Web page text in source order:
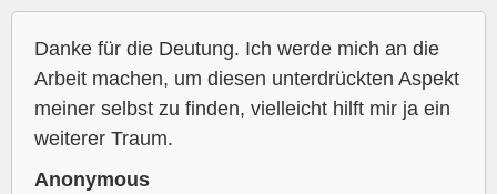
Danke für die Deutung. Ich werde mich an die
Arbeit machen, um diesen unterdrückten Aspekt
meiner selbst zu finden, vielleicht hilft mir ja ein
weiterer Traum.
Anonymous